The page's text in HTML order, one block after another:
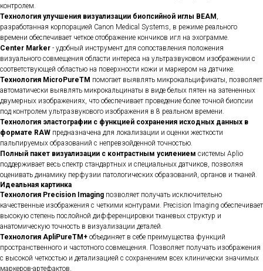
контролем.
Технология улучшения визуализации биопсийной иглы BEAM ,
разработанная корпорацией Canon Medical Systems, в режиме реального
времени обеспечивает четкое отображение кончиков игл на эхограмме.
Center Marker - удобный инструмент для сопоставления положения
визуального совмещения области интереса на ультразвуковом изображении с
соответствующей областью на поверхности кожи и маркером на датчике.
Технология MicroPureTM помогает выявлять микрокальцификаты, позволяет
автоматически выявлять микрокальцинаты в виде белых пятен на затененных
двумерных изображениях, что обеспечивает проведение более точной биопсии
под контролем ультразвукового изображения в 8 реальном времени.
Технология эластографии с функцией сохранения исходных данных в
формате RAW предназначена для локализации и оценки жесткости
пальпируемых образований с непревзойденной точностью.
Полный пакет визуализации с контрастным усилением системы Aplio
поддерживает весь спектр стандартных и специальных датчиков, позволяя
оценивать динамику перфузии патологических образований, органов и тканей.
Идеальная картинка
Технология Precision Imaging позволяет получать исключительно
качественные изображения с четкими контурами. Precision Imaging обеспечивает
высокую степень послойной дифференцировки тканевых структур и
анатомическую точность в визуализации деталей.
Технология ApliPureTM+ объединяет в себе преимущества функций
пространственного и частотного совмещения. Позволяет получать изображения
с высокой четкостью и детализацией с сохранением всех клинически значимых
маркеров-артефактов.